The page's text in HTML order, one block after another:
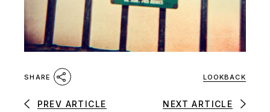
SHARE LOOKBACK
PREV ARTICLE NEXT ARTICLE